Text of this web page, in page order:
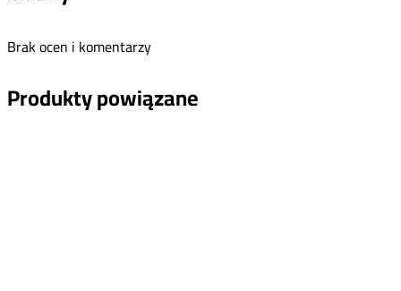
Brak ocen i komentarzy
Produkty powiązane